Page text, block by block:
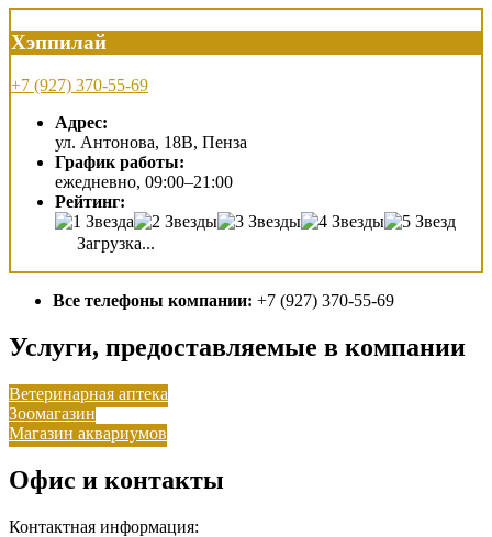
Хэппилай
+7 (927) 370-55-69
Адрес:
ул. Антонова, 18В, Пенза
График работы:
ежедневно, 09:00–21:00
Рейтинг:
Загрузка...
Все телефоны компании: +7 (927) 370-55-69
Услуги, предоставляемые в компании
Ветеринарная аптека
Зоомагазин
Магазин аквариумов
Офис и контакты
Контактная информация: